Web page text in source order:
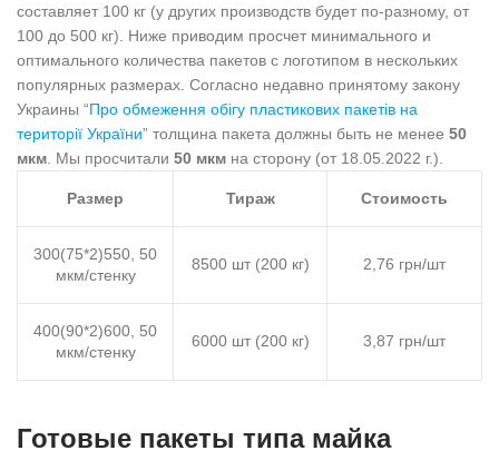
составляет 100 кг (у других производств будет по-разному, от
100 до 500 кг). Ниже приводим просчет минимального и
оптимального количества пакетов с логотипом в нескольких
популярных размерах. Согласно недавно принятому закону
Украины “Про обмеження обігу пластикових пакетів на
території України” толщина пакета должны быть не менее 50
мкм . Мы просчитали 50 мкм на сторону (от 18.05.2022 г.).
Размер Тираж Стоимость
300(75*2)550, 50
мкм/стенку
8500 шт (200 кг) 2,76 грн/шт
400(90*2)600, 50
мкм/стенку
6000 шт (200 кг) 3,87 грн/шт
Готовые пакеты типа майка